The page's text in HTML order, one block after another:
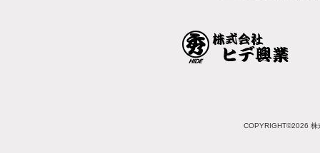
COPYRIGHT©2026 株